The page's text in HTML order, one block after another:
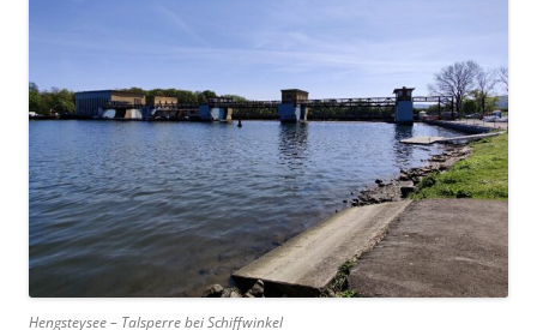
Hengsteysee – Talsperre bei Schiffwinkel